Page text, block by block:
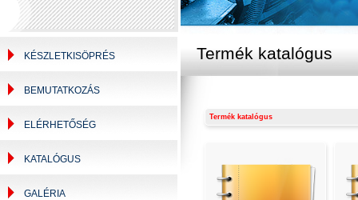
KÉSZLETKISÖPRÉS
BEMUTATKOZÁS
ELÉRHETŐSÉG
KATALÓGUS
GALÉRIA
Termék katalógus
Termék katalógus